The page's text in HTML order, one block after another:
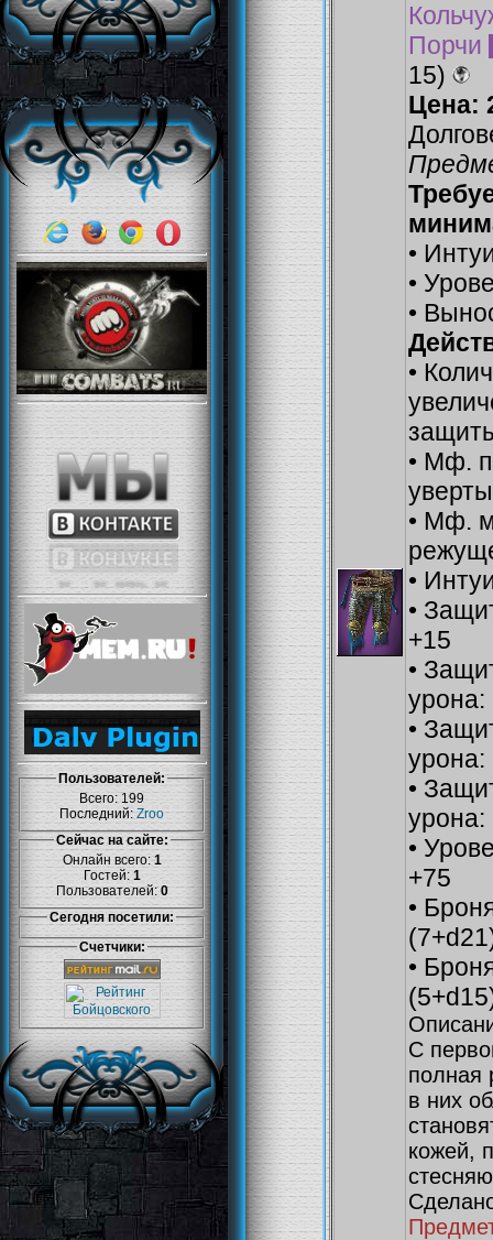
Пользователей:
Всего: 199
Последний:Zroo
Сейчас на сайте:
Онлайн всего:1
Гостей: 1
Пользователей:0
Сегодня посетили:
Счетчики:
Порчи
15)
Цена:
•
•
•
•
• Мф.
• Мф.
•
•
+15
•
урона:
•
урона:
•
урона:
•
+75
•
•
С
полная
в них
кожей,